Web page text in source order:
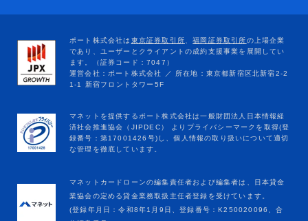
マネットカードローンの編集責任者および編集者は、日本貸金
業協会の定める貸金業務取扱主任者登録を受けています。
(登録年月日：令和8年1月9日、登録番号：K250020096、合